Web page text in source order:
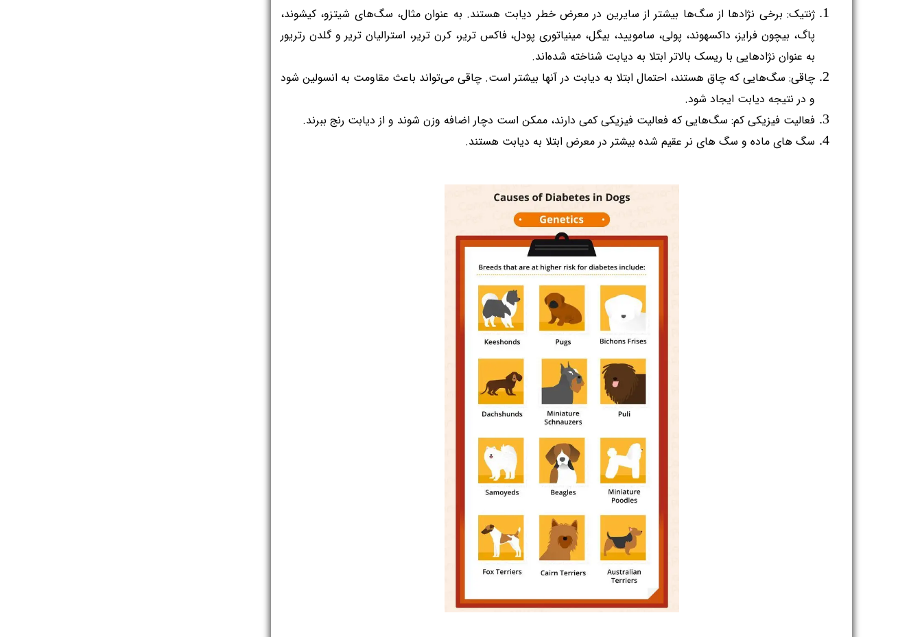
به عنوان نژادهایی با ریسک بالاتر ابتلا به دیابت شناخته شده‌اند.
و در نتیجه دیابت ایجاد شود.
فعالیت فیزیکی کم: سگ‌هایی که فعالیت فیزیکی کمی دارند، ممکن است دچار اضافه وزن شوند و از دیابت رنج ببرند.
سگ های ماده و سگ های نر عقیم شده بیشتر در معرض ابتلا به دیابت هستند.